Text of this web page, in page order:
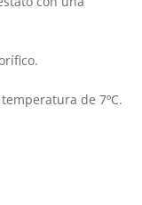
de 7ºC.